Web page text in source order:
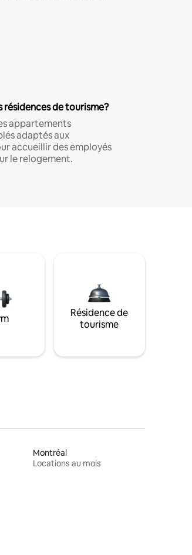
résidences de tourisme?
appartements
adaptés aux
accueillir des employés
le relogement.
Résidence de
tourisme
Montréal
Locations au mois